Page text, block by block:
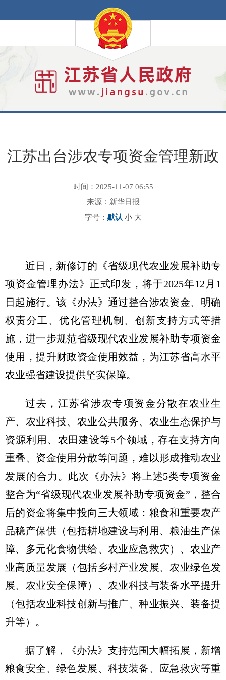
江苏出台涉农专项资金管理新政
时间：2025-11-07 06:55
来源：新华日报
字号： 默认 小 大
近日，新修订的《省级现代农业发展补助专
项资金管理办法》正式印发，将于2025年12月1
日起施行。该《办法》通过整合涉农资金、明确
权责分工、优化管理机制、创新支持方式等措
施，进一步规范省级现代农业发展补助专项资金
使用，提升财政资金使用效益，为江苏省高水平
农业强省建设提供坚实保障。
过去，江苏省涉农专项资金分散在农业生
产、农业科技、农业公共服务、农业生态保护与
资源利用、农田建设等5个领域，存在支持方向
重叠、资金使用分散等问题，难以形成推动农业
发展的合力。此次《办法》将上述5类专项资金
整合为“省级现代农业发展补助专项资金”，整合
后的资金将集中投向三大领域：粮食和重要农产
品稳产保供（包括耕地建设与利用、粮油生产保
障、多元化食物供给、农业应急救灾）、农业产
业高质量发展（包括乡村产业发展、农业绿色发
展、农业安全保障）、农业科技与装备水平提升
（包括农业科技创新与推广、种业振兴、装备提
升等）。
据了解，《办法》支持范围大幅拓展，新增
粮食安全、绿色发展、科技装备、应急救灾等重